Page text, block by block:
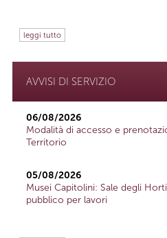
leggi tutto
AVVISI DI SERVIZIO
06/08/2026
Modalità di accesso e
Territorio
05/08/2026
Musei Capitolini: Sale degli
pubblico per lavori